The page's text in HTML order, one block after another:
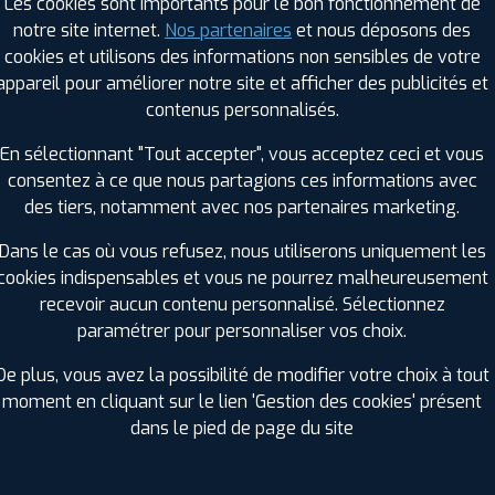
PROFIL PLUS DANS LES VILLES À
Luc-la-Primaube (12)
Rodez (12)
PROFIL PLUS DANS LES
CANTAL (15)
+ D'INFOS
ET-GARONNE (82)
+ D'INFOS
TARN (81)
+ D'INFOS
notre site internet. Nos partenaires et nous déposons des
cookies et utilisons des informations non sensibles de votre
pour améliorer notre site et afficher des publicités et
contenus personnalisés.
En sélectionnant "Tout accepter", vous acceptez ceci et vous
consentez à ce que nous partagions ces informations avec
des tiers, notamment avec nos partenaires marketing.
le cas où vous refusez, nous utiliserons uniquement les
indispensables et vous ne pourrez malheureusement
recevoir aucun contenu personnalisé. Sélectionnez
paramétrer pour personnaliser vos choix.
plus, vous avez la possibilité de modifier votre choix à tout
moment en cliquant sur le lien 'Gestion des cookies' présent
dans le pied de page du site